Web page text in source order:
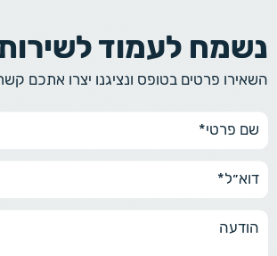
נשמח לעמוד
השאירו פרטים בטופס ונציגנו יצרו אתכם